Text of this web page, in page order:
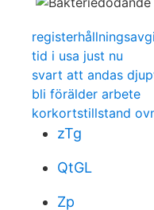
tid i usa just nu
svart att andas
bli förälder arbete
korkortstillstand
zTg
QtGL
Zp